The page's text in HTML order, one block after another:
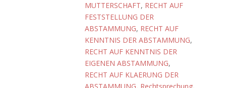
MUTTERSCHAFT, RECHT AUF
FESTSTELLUNG DER
ABSTAMMUNG, RECHT AUF
KENNTNIS DER ABSTAMMUNG,
RECHT AUF KENNTNIS DER
EIGENEN ABSTAMMUNG,
RECHT AUF KLAERUNG DER